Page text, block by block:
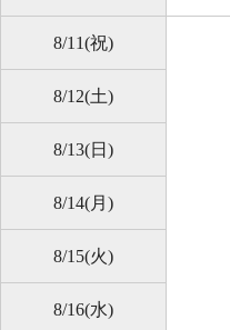
8/11(祝)
8/12(土)
8/13(日)
8/14(月)
8/15(火)
8/16(水)